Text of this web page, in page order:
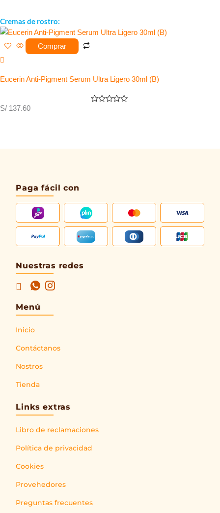
Cremas de rostro:
Comprar
Eucerin Anti-Pigment Serum Ultra Ligero 30ml (B)
S/ 137.60
Paga fácil con
Nuestras redes
Menú
Inicio
Contáctanos
Nostros
Tienda
Links extras
Libro de reclamaciones
Política de privacidad
Cookies
Provehedores
Preguntas frecuentes